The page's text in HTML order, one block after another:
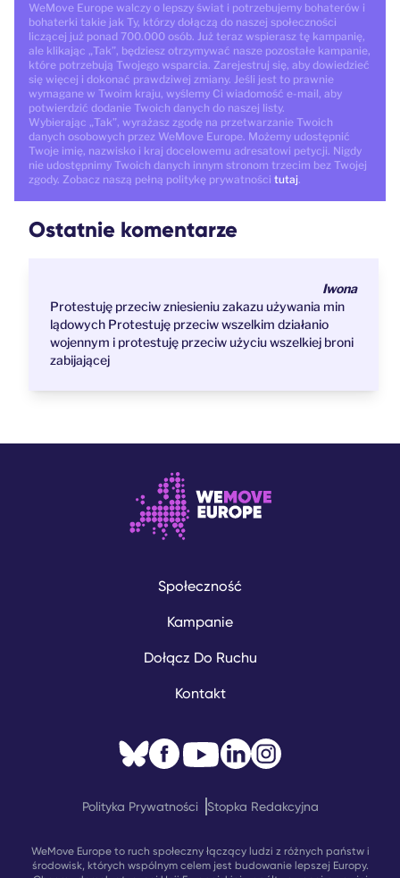
WeMove Europe walczy o lepszy świat i potrzebujemy bohaterów i
bohaterki takie jak Ty, którzy dołączą do naszej społeczności
liczącej już ponad 700.000 osób. Już teraz wspierasz tę kampanię,
ale klikając „Tak”, będziesz otrzymywać nasze pozostałe kampanie,
które potrzebują Twojego wsparcia. Zarejestruj się, aby dowiedzieć
się więcej i dokonać prawdziwej zmiany. Jeśli jest to prawnie
wymagane w Twoim kraju, wyślemy Ci wiadomość e-mail, aby
potwierdzić dodanie Twoich danych do naszej listy.
Wybierając „Tak”, wyrażasz zgodę na przetwarzanie Twoich
danych osobowych przez WeMove Europe. Możemy udostępnić
Twoje imię, nazwisko i kraj docelowemu adresatowi petycji. Nigdy
nie udostępnimy Twoich danych innym stronom trzecim bez Twojej
zgody. Zobacz naszą pełną politykę prywatności tutaj.
Ostatnie komentarze
Iwona
Protestuję przeciw zniesieniu zakazu używania min
lądowych Protestuję przeciw wszelkim działanio
wojennym i protestuję przeciw użyciu wszelkiej broni
zabijającej
Społeczność
Kampanie
Dołącz Do Ruchu
Kontakt
WeMove Europe to ruch społeczny łączący ludzi z różnych państw i
środowisk, których wspólnym celem jest budowanie lepszej Europy.
Polityka Prywatności Stopka Redakcyjna